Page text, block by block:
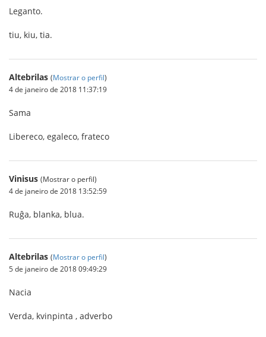
Leganto.
tiu, kiu, tia.
Altebrilas (Mostrar o perfil)
4 de janeiro de 2018 11:37:19
Sama
Libereco, egaleco, frateco
Vinisus (Mostrar o perfil)
4 de janeiro de 2018 13:52:59
Ruĝa, blanka, blua.
Altebrilas (Mostrar o perfil)
5 de janeiro de 2018 09:49:29
Nacia
Verda, kvinpinta , adverbo